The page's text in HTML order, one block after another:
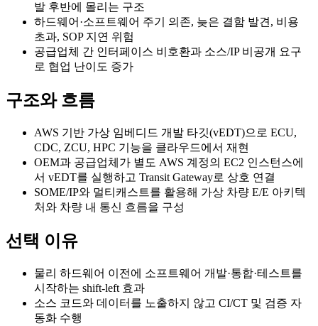
발 후반에 몰리는 구조
하드웨어·소프트웨어 주기 의존, 늦은 결함 발견, 비용
초과, SOP 지연 위험
공급업체 간 인터페이스 비호환과 소스/IP 비공개 요구
로 협업 난이도 증가
구조와 흐름
AWS 기반 가상 임베디드 개발 타깃(vEDT)으로 ECU,
CDC, ZCU, HPC 기능을 클라우드에서 재현
OEM과 공급업체가 별도 AWS 계정의 EC2 인스턴스에
서 vEDT를 실행하고 Transit Gateway로 상호 연결
SOME/IP와 멀티캐스트를 활용해 가상 차량 E/E 아키텍
처와 차량 내 통신 흐름을 구성
선택 이유
물리 하드웨어 이전에 소프트웨어 개발·통합·테스트를
시작하는 shift-left 효과
소스 코드와 데이터를 노출하지 않고 CI/CT 및 검증 자
동화 수행